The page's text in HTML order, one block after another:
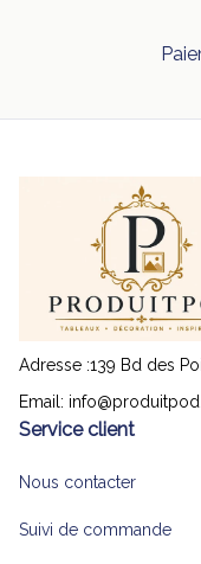
Adresse :139 Bd des
Email:
Service client
Nous contacter
Suivi de commande